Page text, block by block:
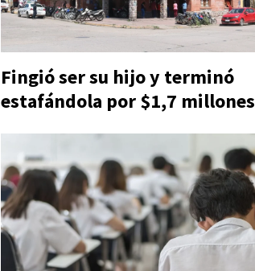
Fingió ser su hijo y terminó
estafándola por $1,7 millones